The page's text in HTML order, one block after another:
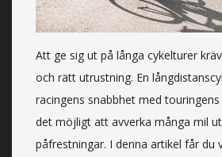
Att ge sig ut på långa cykelturer
och rätt utrustning. En
racingens snabbhet med
det möjligt att avverka många mil
påfrestningar. I denna artikel får du